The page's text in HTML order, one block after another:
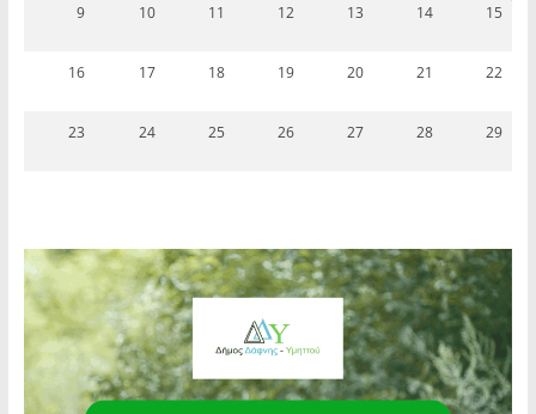
9 10 11 12 13 14 15
16 17 18 19 20 21 22
23 24 25 26 27 28 29